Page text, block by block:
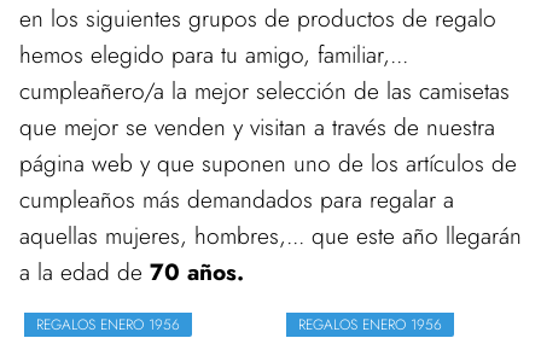
en los siguientes grupos de productos de regalo
hemos elegido para tu amigo, familiar,...
cumpleañero/a la mejor selección de las camisetas
que mejor se venden y visitan a través de nuestra
página web y que suponen uno de los artículos de
cumpleaños más demandados para regalar a
aquellas mujeres, hombres,... que este año llegarán
a la edad de 70 años.
REGALOS ENERO 1956 REGALOS ENERO 1956